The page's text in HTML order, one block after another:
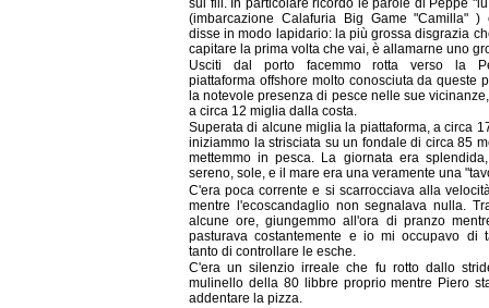
(imbarcazione Calafuria Big Game "Camilla" )
disse in modo lapidario: la più grossa disgrazia
capitare la prima volta che vai, è allamarne uno
Usciti dal porto facemmo rotta verso la
piattaforma offshore molto conosciuta da queste
la notevole presenza di pesce nelle sue
a circa 12 miglia dalla costa.
Superata di alcune miglia la piattaforma, a circa
iniziammo la strisciata su un fondale di circa 85
mettemmo in pesca. La giornata era
sereno, sole, e il mare era una veramente una
C'era poca corrente e si scarrocciava alla
mentre l'ecoscandaglio non segnalava nulla.
alcune ore, giungemmo all'ora di pranzo
pasturava costantemente e io mi occupavo di
tanto di controllare le esche.
C'era un silenzio irreale che fu rotto dallo
mulinello della 80 libbre proprio mentre Piero
addentare la pizza.